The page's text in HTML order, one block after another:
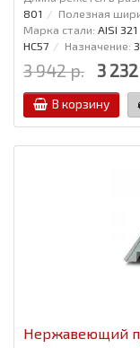
801
Полезная
Марка стали: AISI 321
НС57
Назначение:
3 942 р. 3
В корзину
Нержавеющий